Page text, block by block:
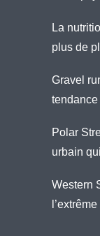
La
plus de
Gravel
tendance
Polar
urbain
Western